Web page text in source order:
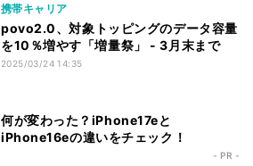
携帯キャリア
povo2.0、対象トッピングのデータ容量
を10％増やす「増量祭」 - 3月末まで
2025/03/24 14:35
何が変わった？iPhone17eと
iPhone16eの違いをチェック！
- PR -